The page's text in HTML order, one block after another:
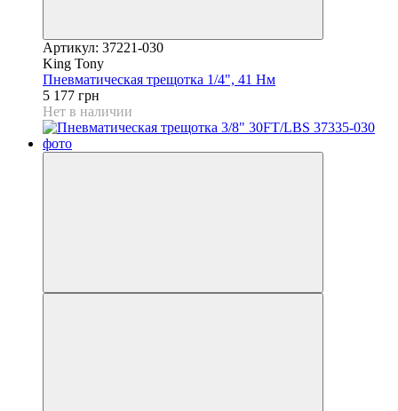
Артикул: 37221-030
King Tony
Пневматическая трещотка 1/4", 41 Нм
5 177 грн
Нет в наличии